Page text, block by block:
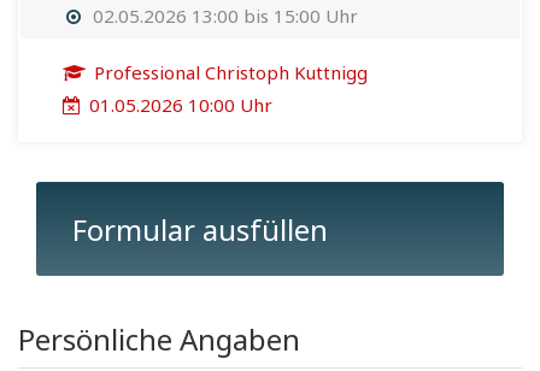
02.05.2026 13:00 bis 15:00 Uhr
Professional Christoph Kuttnigg
01.05.2026 10:00 Uhr
Formular ausfüllen
Persönliche Angaben